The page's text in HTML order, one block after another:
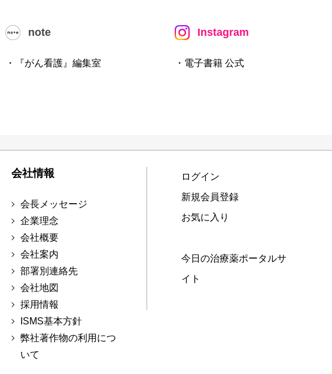
note
・『がん看護』編集室
Instagram
・電子書籍 公式
会社情報
会長メッセージ
企業理念
会社概要
会社案内
部署別連絡先
会社地図
採用情報
ISMS基本方針
弊社著作物の利用につ
いて
ログイン
新規会員登録
お気に入り
今日の治療薬ポータルサ
イト